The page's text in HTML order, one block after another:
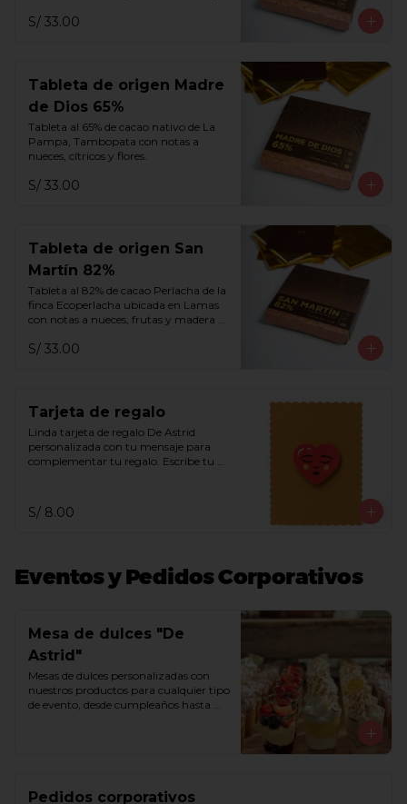
S/ 33.00
Tableta de origen Madre
de Dios 65%
Tableta al 65% de cacao nativo de La
Pampa, Tambopata con notas a
nueces, cítricos y flores.
S/ 33.00
Tableta de origen San
Martín 82%
Tableta al 82% de cacao Perlacha de la
finca Ecoperlacha ubicada en Lamas
con notas a nueces, frutas y madera
S/ 33.00
Tarjeta de regalo
Linda tarjeta de regalo De Astrid
personalizada con tu mensaje para
complementar tu regalo. Escribe tu
S/ 8.00
Eventos y Pedidos Corporativos
Mesa de dulces "De
Astrid"
Mesas de dulces personalizadas con
nuestros productos para cualquier tipo
de evento, desde cumpleaños hasta
Comunícate con nosotros a través del
Pedidos corporativos